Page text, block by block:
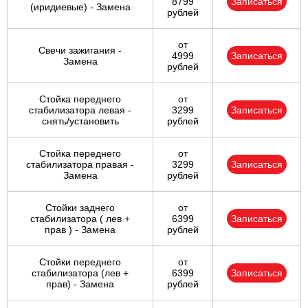
(иридиевые) - Замена
рублей
Свечи зажигания -
Замена
от
4999
рублей
Записаться
Стойка переднего
стабилизатора левая -
снять/установить
от
3299
рублей
Записаться
Стойка переднего
стабилизатора правая -
Замена
от
3299
рублей
Записаться
Стойки заднего
стабилизатора ( лев +
прав ) - Замена
от
6399
рублей
Записаться
Стойки переднего
стабилизатора (лев +
прав) - Замена
от
6399
рублей
Записаться